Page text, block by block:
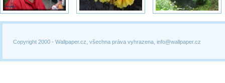
Copyright 2000 - Wallpaper.cz, všechna práva vyhrazena, info@wallpaper.cz